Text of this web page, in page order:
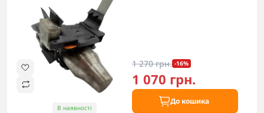
В наявності
1 270 грн. -16%
1 070 грн.
До кошика